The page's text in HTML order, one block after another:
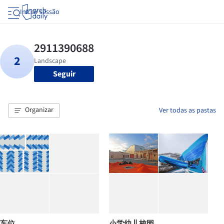
Iniciar sessão
Seguir
Organizar Ver todas as pastas